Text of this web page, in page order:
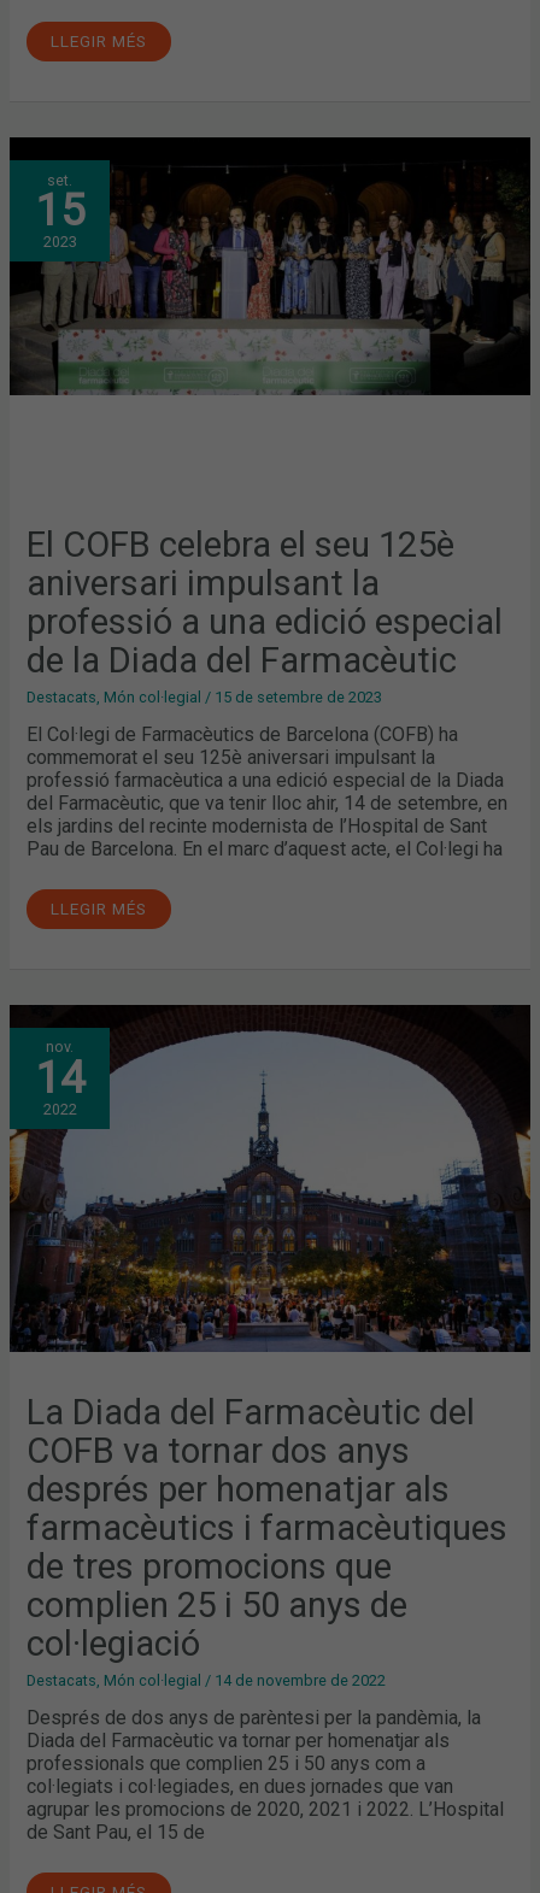
LLEGIR MÉS
set.
15
2023
El COFB celebra el seu 125è
aniversari impulsant la
professió a una edició especial
de la Diada del Farmacèutic
Destacats Món col·legial / 15 de setembre de 2023
El Col·legi de Farmacèutics de Barcelona (COFB) ha
commemorat el seu 125è aniversari impulsant la
professió farmacèutica a una edició especial de la Diada
del Farmacèutic, que va tenir lloc ahir, 14 de setembre, en
els jardins del recinte modernista de l’Hospital de Sant
Pau de Barcelona. En el marc d’aquest acte, el Col·legi ha
EL
COFB
CELEBRA
EL
SEU
125È
ANIVERSARI
IMPULSANT
LA
PROFESSIÓ
A
UNA
EDICIÓ
ESPECIAL
DE
LA
LLEGIR MÉS
nov.
14
2022
La Diada del Farmacèutic del
COFB va tornar dos anys
després per homenatjar als
farmacèutics i farmacèutiques
de tres promocions que
complien 25 i 50 anys de
col·legiació
Destacats Món col·legial / 14 de novembre de 2022
Després de dos anys de parèntesi per la pandèmia, la
Diada del Farmacèutic va tornar per homenatjar als
professionals que complien 25 i 50 anys com a
col·legiats i col·legiades, en dues jornades que van
agrupar les promocions de 2020, 2021 i 2022. L’Hospital
de Sant Pau, el 15 de
LA
DIADA
DEL
FARMACÈUTIC
DEL
COFB
VA
TORNAR
DOS
ANYS
DESPRÉS
PER
HOMENATJAR
ALS
FARMACÈUTICS
FARMACÈUTIQUES
DE
TRES
PROMOCIONS
QUE
50
ANYS
DE
COL·LEGIACIÓ